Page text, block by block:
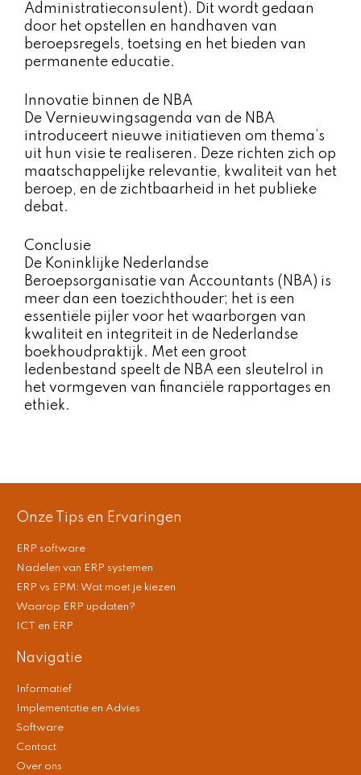
Administratieconsulent). Dit wordt gedaan
door het opstellen en handhaven van
beroepsregels, toetsing en het bieden van
permanente educatie.
Innovatie binnen de NBA
De Vernieuwingsagenda van de NBA
introduceert nieuwe initiatieven om thema’s
uit hun visie te realiseren. Deze richten zich op
maatschappelijke relevantie, kwaliteit van het
beroep, en de zichtbaarheid in het publieke
debat.
Conclusie
De Koninklijke Nederlandse
Beroepsorganisatie van Accountants (NBA) is
meer dan een toezichthouder; het is een
essentiële pijler voor het waarborgen van
kwaliteit en integriteit in de Nederlandse
boekhoudpraktijk. Met een groot
ledenbestand speelt de NBA een sleutelrol in
het vormgeven van financiële rapportages en
ethiek.
Onze Tips en Ervaringen
ERP software
Nadelen van ERP systemen
ERP vs EPM: Wat moet je kiezen
Waarop ERP updaten?
ICT en ERP
Navigatie
Informatief
Implementatie en Advies
Software
Contact
Over ons